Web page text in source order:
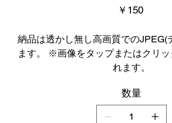
価
格
￥150
納品は透かし無し高画質でのJPEG(
ます。 ※画像をタップまたはクリ
れます。
数量